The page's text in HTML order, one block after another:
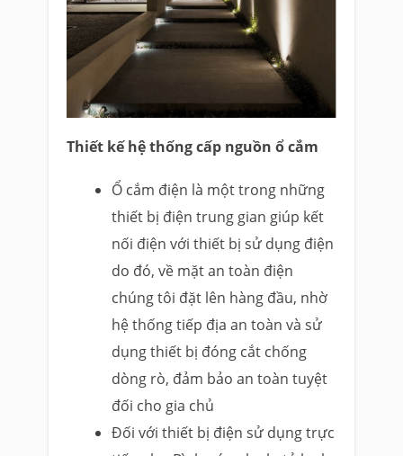
Thiết kế hệ thống cấp nguồn ổ cắm
Ổ cắm điện là một trong những
thiết bị điện trung gian giúp kết
nối điện với thiết bị sử dụng điện
do đó, về mặt an toàn điện
chúng tôi đặt lên hàng đầu, nhờ
hệ thống tiếp địa an toàn và sử
dụng thiết bị đóng cắt chống
dòng rò, đảm bảo an toàn tuyệt
đối cho gia chủ
Đối với thiết bị điện sử dụng trực